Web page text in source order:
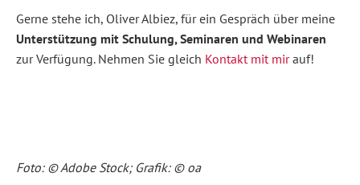
Gerne stehe ich, Oliver Albiez, für ein Gespräch über meine
Unterstützung mit Schulung, Seminaren und Webinaren
zur Verfügung. Nehmen Sie gleich Kontakt mit mirauf!
Foto: © Adobe Stock; Grafik: © oa